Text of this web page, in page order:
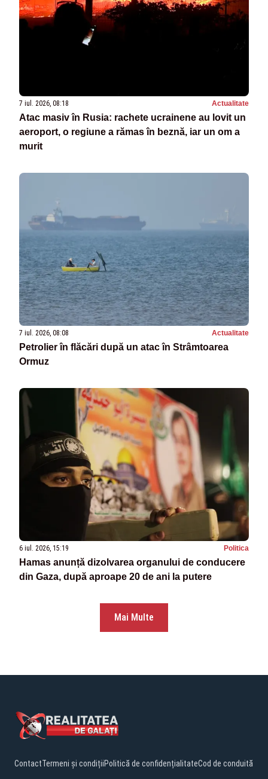
7 iul. 2026, 08:18 Actualitate
Atac masiv în Rusia: rachete ucrainene au lovit un
aeroport, o regiune a rămas în beznă, iar un om a
murit
7 iul. 2026, 08:08 Actualitate
Petrolier în flăcări după un atac în Strâmtoarea
Ormuz
6 iul. 2026, 15:19 Politica
Hamas anunță dizolvarea organului de conducere
din Gaza, după aproape 20 de ani la putere
Mai Multe
ContactTermeni și condițiiPolitică de confidențialitateCod de conduită